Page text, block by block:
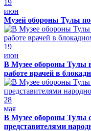
19
июн
Музей обороны Тулы
19
июн
В Музее обороны Тулы
работе врачей в
28
мая
В Музее обороны Тулы
представителями